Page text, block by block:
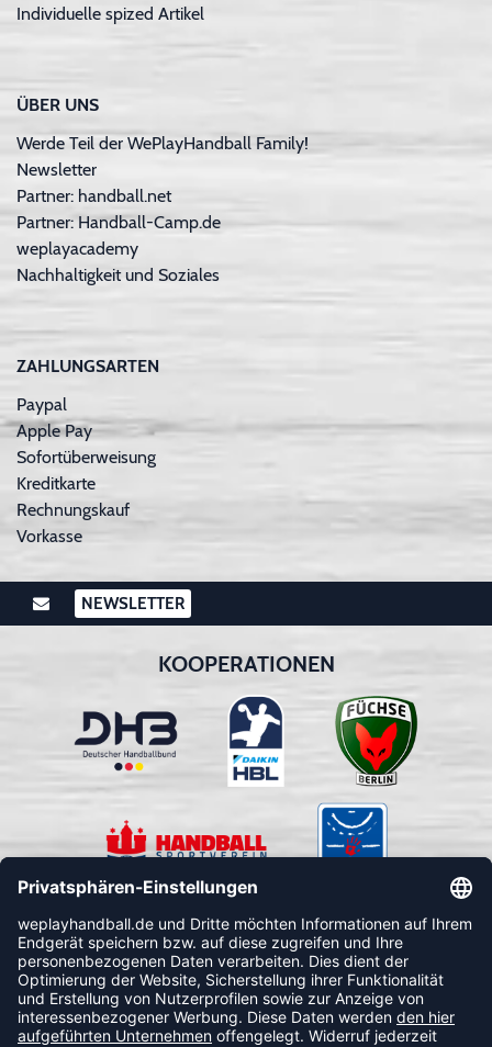
Individuelle spized Artikel
ÜBER UNS
Werde Teil der WePlayHandball Family!
Newsletter
Partner: handball.net
Partner: Handball-Camp.de
weplayacademy
Nachhaltigkeit und Soziales
ZAHLUNGSARTEN
Paypal
Apple Pay
Sofortüberweisung
Kreditkarte
Rechnungskauf
Vorkasse
NEWSLETTER
KOOPERATIONEN
FOLLOW US